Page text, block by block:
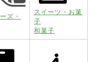
ズ・
スイーツ・お菓
子
和菓子